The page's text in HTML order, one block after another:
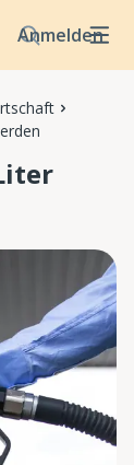
Anmelden